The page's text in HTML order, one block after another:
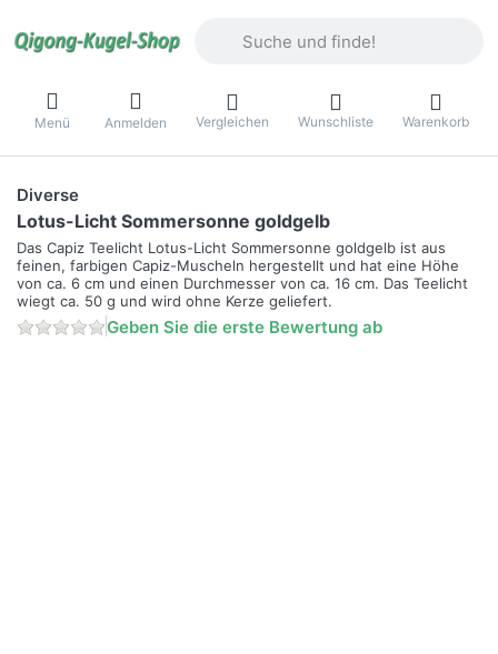
Menü Anmelden Vergleichen Wunschliste Warenkorb
Diverse
Lotus-Licht Sommersonne goldgelb
Das Capiz Teelicht Lotus-Licht Sommersonne goldgelb ist aus
feinen, farbigen Capiz-Muscheln hergestellt und hat eine Höhe
von ca. 6 cm und einen Durchmesser von ca. 16 cm. Das Teelicht
wiegt ca. 50 g und wird ohne Kerze geliefert.
Geben Sie die erste Bewertung ab